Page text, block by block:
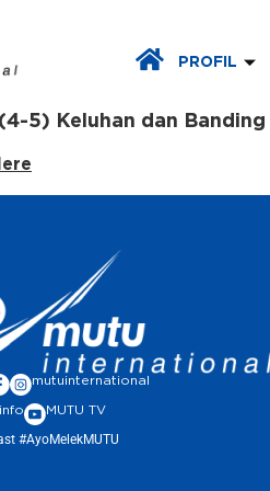
PROFIL
(4-5) Keluhan dan
mutuinternational
MUTU TV
#AyoMelekMUTU